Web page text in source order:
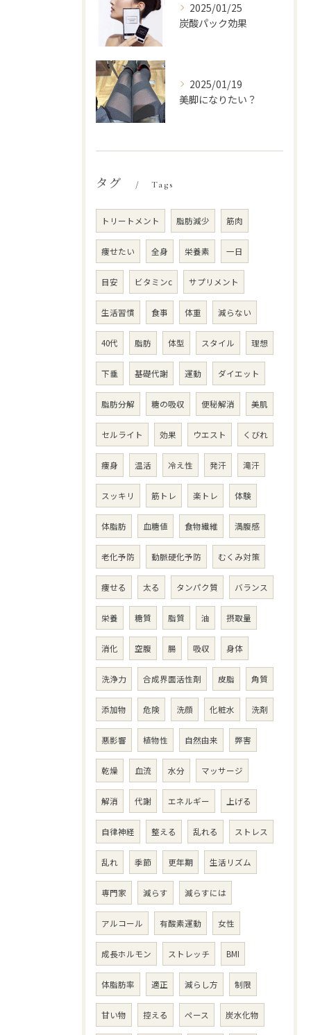
2025/01/25
炭酸パック効果
2025/01/19
美脚になりたい？
タグ Tags
トリートメント 脂肪減少 筋肉
痩せたい 全身 栄養素 一日
目安 ビタミンc サプリメント
生活習慣 食事 体重 減らない
40代 脂肪 体型 スタイル 理想
下垂 基礎代謝 運動 ダイエット
脂肪分解 糖の吸収 便秘解消 美肌
セルライト 効果 ウエスト くびれ
痩身 温活 冷え性 発汗 滝汗
スッキリ 筋トレ 楽トレ 体験
体脂肪 血糖値 食物繊維 満腹感
老化予防 動脈硬化予防 むくみ対策
痩せる 太る タンパク質 バランス
栄養 糖質 脂質 油 摂取量
消化 空腹 腸 吸収 身体
洗浄力 合成界面活性剤 皮脂 角質
添加物 危険 洗顔 化粧水 洗剤
悪影響 植物性 自然由来 弊害
乾燥 血流 水分 マッサージ
解消 代謝 エネルギー 上げる
自律神経 整える 乱れる ストレス
乱れ 季節 更年期 生活リズム
専門家 減らす 減らすには
アルコール 有酸素運動 女性
成長ホルモン ストレッチ BMI
体脂肪率 適正 減らし方 制限
甘い物 控える ペース 炭水化物